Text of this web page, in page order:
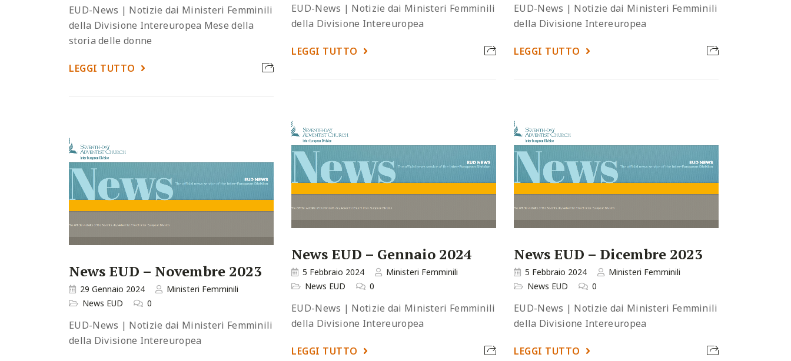
EUD-News | Notizie dai Ministeri Femminili
della Divisione Intereuropea Mese della
storia delle donne
LEGGI TUTTO
EUD-News | Notizie dai Ministeri Femminili
della Divisione Intereuropea
LEGGI TUTTO
EUD-News | Notizie dai Ministeri Femminili
della Divisione Intereuropea
LEGGI TUTTO
News EUD – Gennaio 2024
5 Febbraio 2024
Ministeri Femminili
News EUD
0
EUD-News | Notizie dai Ministeri Femminili
della Divisione Intereuropea
LEGGI TUTTO
News EUD – Dicembre 2023
5 Febbraio 2024
Ministeri Femminili
News EUD
0
EUD-News | Notizie dai Ministeri Femminili
della Divisione Intereuropea
LEGGI TUTTO
News EUD – Novembre 2023
29 Gennaio 2024
Ministeri Femminili
News EUD
0
EUD-News | Notizie dai Ministeri Femminili
della Divisione Intereuropea